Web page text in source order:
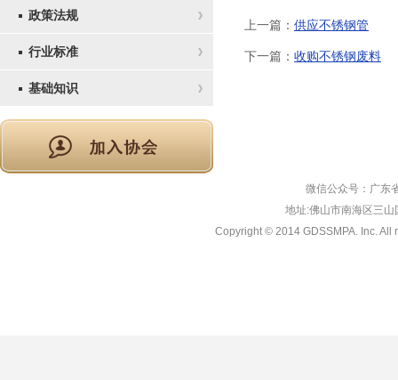
政策法规
行业标准
基础知识
上一篇： 供应不锈钢管
下一篇： 收购不锈钢废料
微信公众号：广东
地址:佛山市南海区三
Copyright © 2014 GDSSMPA. Inc. All